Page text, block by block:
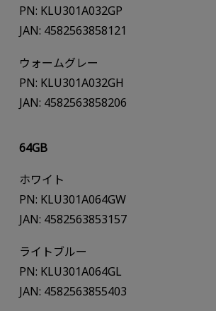
PN: KLU301A032GP
JAN: 4582563858121
ウォームグレー
PN: KLU301A032GH
JAN: 4582563858206
64GB
ホワイト
PN: KLU301A064GW
JAN: 4582563853157
ライトブルー
PN: KLU301A064GL
JAN: 4582563855403